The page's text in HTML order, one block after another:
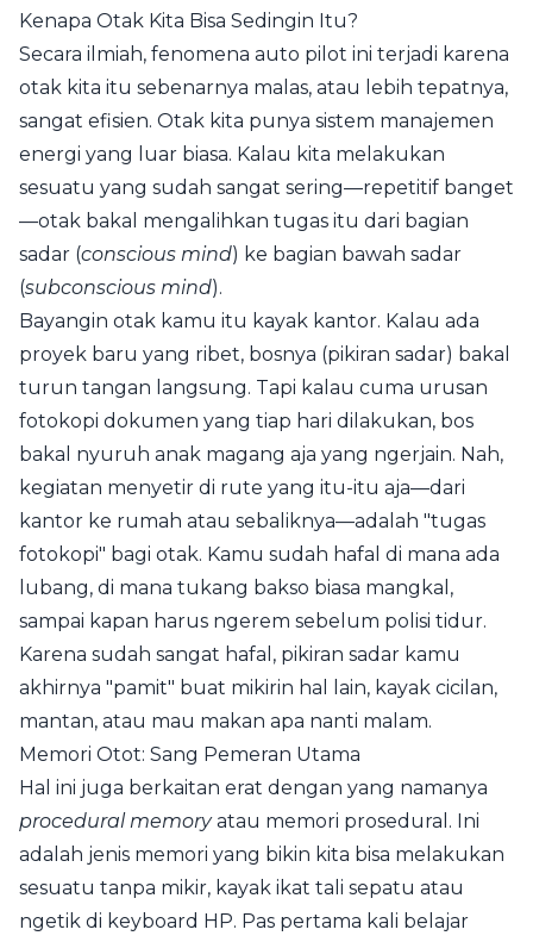
Kenapa Otak Kita Bisa Sedingin Itu?
Secara ilmiah, fenomena auto pilot ini terjadi karena
otak kita itu sebenarnya malas, atau lebih tepatnya,
sangat efisien. Otak kita punya sistem manajemen
energi yang luar biasa. Kalau kita melakukan
sesuatu yang sudah sangat sering—repetitif banget
—otak bakal mengalihkan tugas itu dari bagian
sadar (conscious mind) ke bagian bawah sadar
(subconscious mind).
Bayangin otak kamu itu kayak kantor. Kalau ada
proyek baru yang ribet, bosnya (pikiran sadar) bakal
turun tangan langsung. Tapi kalau cuma urusan
fotokopi dokumen yang tiap hari dilakukan, bos
bakal nyuruh anak magang aja yang ngerjain. Nah,
kegiatan menyetir di rute yang itu-itu aja—dari
kantor ke rumah atau sebaliknya—adalah "tugas
fotokopi" bagi otak. Kamu sudah hafal di mana ada
lubang, di mana tukang bakso biasa mangkal,
sampai kapan harus ngerem sebelum polisi tidur.
Karena sudah sangat hafal, pikiran sadar kamu
akhirnya "pamit" buat mikirin hal lain, kayak cicilan,
mantan, atau mau makan apa nanti malam.
Memori Otot: Sang Pemeran Utama
Hal ini juga berkaitan erat dengan yang namanya
procedural memoryatau memori prosedural. Ini
adalah jenis memori yang bikin kita bisa melakukan
sesuatu tanpa mikir, kayak ikat tali sepatu atau
ngetik di keyboard HP. Pas pertama kali belajar